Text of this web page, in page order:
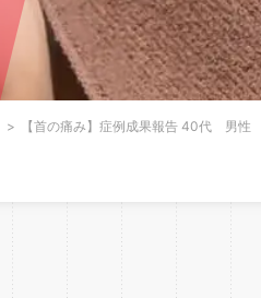
> 【首の痛み】症例成果報告 40代 男